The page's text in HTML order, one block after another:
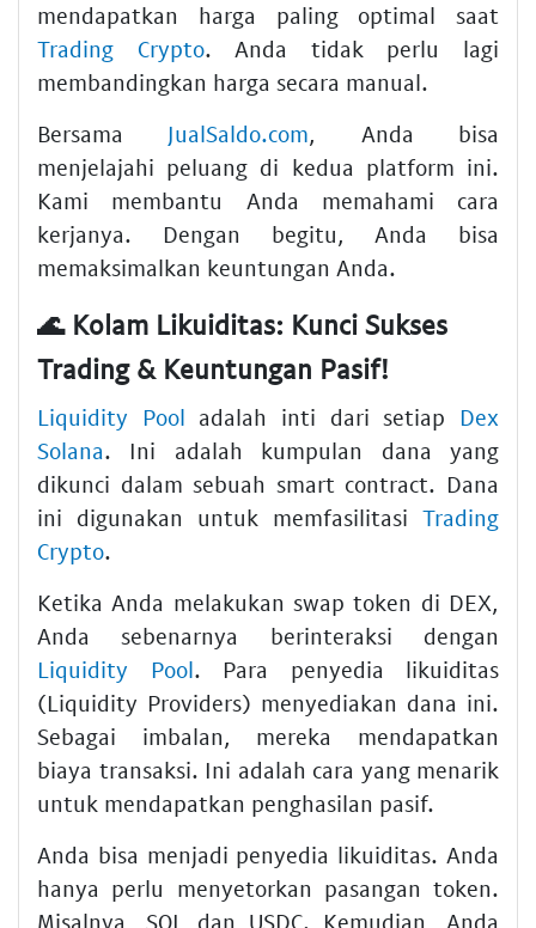
mendapatkan harga paling optimal saat
Trading Crypto. Anda tidak perlu lagi
membandingkan harga secara manual.
Bersama JualSaldo.com, Anda bisa
menjelajahi peluang di kedua platform ini.
Kami membantu Anda memahami cara
kerjanya. Dengan begitu, Anda bisa
memaksimalkan keuntungan Anda.
🌊 Kolam Likuiditas: Kunci Sukses
Trading & Keuntungan Pasif!
Liquidity Pool adalah inti dari setiap Dex
Solana. Ini adalah kumpulan dana yang
dikunci dalam sebuah smart contract. Dana
ini digunakan untuk memfasilitasi Trading
Crypto.
Ketika Anda melakukan swap token di DEX,
Anda sebenarnya berinteraksi dengan
Liquidity Pool. Para penyedia likuiditas
(Liquidity Providers) menyediakan dana ini.
Sebagai imbalan, mereka mendapatkan
biaya transaksi. Ini adalah cara yang menarik
untuk mendapatkan penghasilan pasif.
Anda bisa menjadi penyedia likuiditas. Anda
hanya perlu menyetorkan pasangan token.
Misalnya, SOL dan USDC. Kemudian, Anda